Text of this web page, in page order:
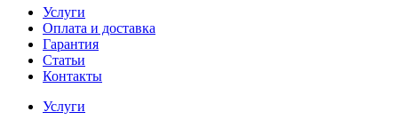
Услуги
Оплата и доставка
Гарантия
Статьи
Контакты
Услуги